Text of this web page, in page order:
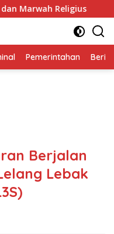
Jelang Perayaan HUT
Pemerintahan
Berjalan
Lebak